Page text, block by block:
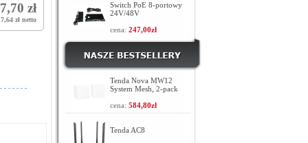
zł
zł netto
Switch PoE 8-portowy
24V/48V
cena: 247,00zł
Tenda Nova MW12
System Mesh, 2-pack
cena: 584,80zł
Tenda AC8